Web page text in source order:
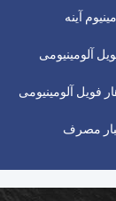
آینه
آلومینیومی
فویل آلومینیومی
مصرف